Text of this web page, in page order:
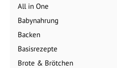
All in One
Babynahrung
Backen
Basisrezepte
Brote & Brötchen